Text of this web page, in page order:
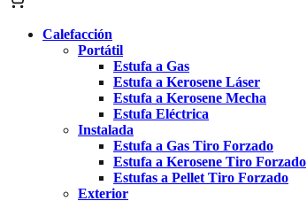
Calefacción
Portátil
Estufa a Gas
Estufa a Kerosene Láser
Estufa a Kerosene Mecha
Estufa Eléctrica
Instalada
Estufa a Gas Tiro Forzado
Estufa a Kerosene Tiro Forzado
Estufas a Pellet Tiro Forzado
Exterior